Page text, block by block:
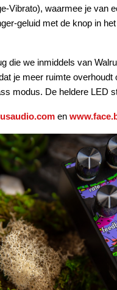
Vibrato), waarmee je van
geluid met de knop in
die we inmiddels van
je meer ruimte
modus. De heldere LED
en